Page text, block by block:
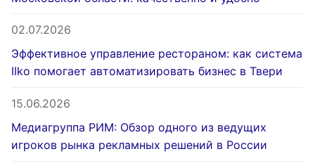
02.07.2026
Эффективное управление рестораном: как система
IIko помогает автоматизировать бизнес в Твери
15.06.2026
Медиагруппа РИМ: Обзор одного из ведущих
игроков рынка рекламных решений в России